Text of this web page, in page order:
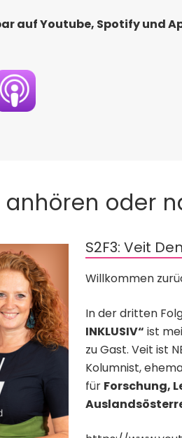
auf Youtube, Spotify und
oder
S2F3: Veit
Willkommen
In der dritten
INKLUSIV“ ist
zu Gast. Veit ist
Kolumnist,
für Forschung,